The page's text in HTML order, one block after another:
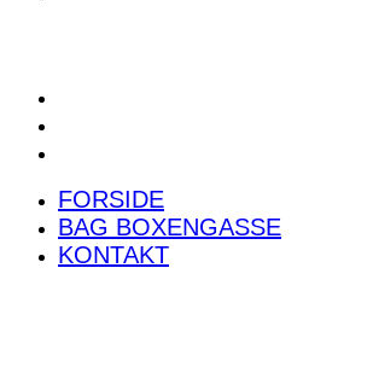
FORSIDE
BAG BOXENGASSE
KONTAKT